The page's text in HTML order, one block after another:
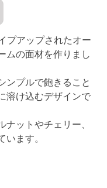
プアップされたオー
ムの面材を作りまし
ンプルで飽きること
溶け込むデザインで
ットやチェリー、
ます。